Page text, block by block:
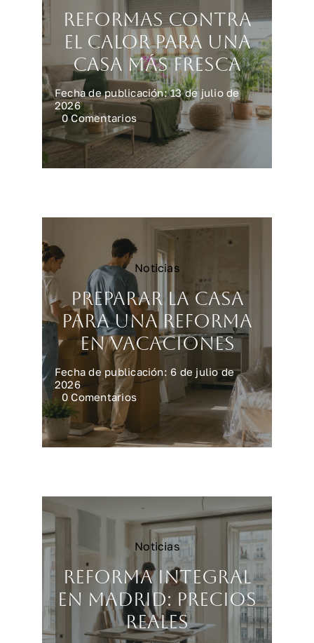
Reformas contra
el calor para una
casa más fresca
Fecha de publicación: 13 de julio de
2026
0 Comentarioson
Reformas
contra
el
calor
más
fresca
Noticias
Preparar la casa
para una reforma
en vacaciones
Fecha de publicación: 6 de julio de
2026
0 Comentarioson
casa
para
vacaciones
Noticias
Reforma integral
en Madrid: precios
reales